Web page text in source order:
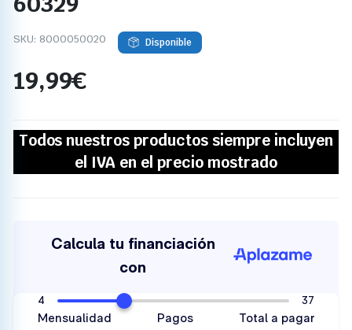
SKU: 8000050020 Disponible
19,99€